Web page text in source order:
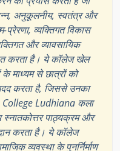
अनुकूलनीय, स्वतंत्र और
व्यक्तिगत विकास
और व्यावसायिक
करता है। ये कॉलेज खेल
माध्यम से छात्रों को
करता है, जिससे उनका
College Ludhiana कला
स्नातकोत्तर पाठ्यक्रम और
करता है। ये कॉलेज
व्यवस्था के पुनर्निर्माण